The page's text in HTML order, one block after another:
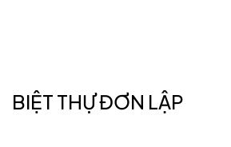
BIỆT THỰ ĐƠN LẬP